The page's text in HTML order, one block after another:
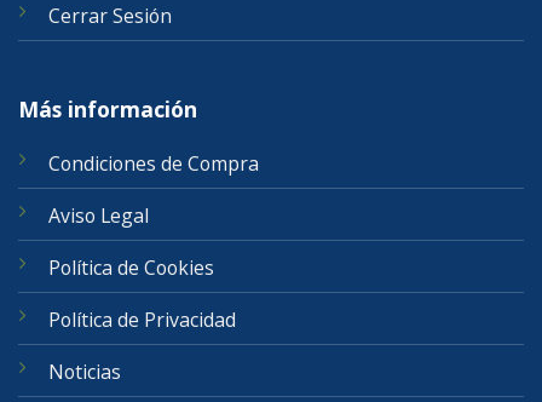
Cerrar Sesión
Más información
Condiciones de Compra
Aviso Legal
Política de Cookies
Política de Privacidad
Noticias